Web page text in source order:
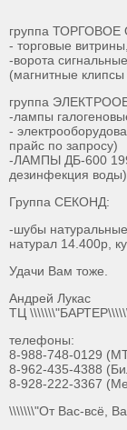
группа
- торговые
-ворота
(магнитные
группа
-лампы
-
прайс по запросу)
-ЛАМПЫ ДБ-600
дезинфекция воды)
Группа СЕКОНД:
-шубы
натурал 14.400р,
Удачи Вам тоже.
Андрей Лукас
ТЦ
телефоны:
8-988-748-0129
8-962-435-4388
8-928-222-3367
\\\\\\\"От Вас-всё,